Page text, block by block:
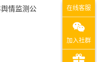
情监测公